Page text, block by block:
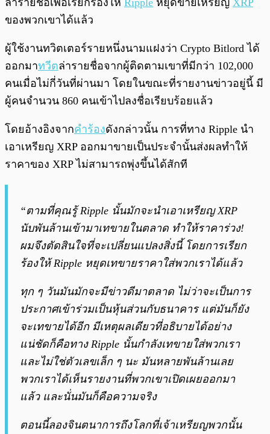
ล่ารายชื่อเพื่อเรียกร้องให้ Ripple หยุดขายเหรียญ XRP
ของพวกเขาได้แล้ว
ผู้ใช้งานทวิตเตอร์รายหนึ่งนามแฝงว่า Crypto Bitlord ได้
ออกมาทวีตล่ารายชื่อจากผู้ติดตามเขาที่มีกว่า 102,000
คนเมื่อไม่กี่วันที่ผ่านมา โดยในขณะที่รายงานข่าวอยู่นี้ มี
ผู้คนจำนวน 860 คนเข้าไปลงชื่อเรียบร้อยแล้ว
โดยอ้างอิงจากคำร้องดังกล่าวนั้น การที่ทาง Ripple นำ
เอาเหรียญ XRP ออกมาขายเป็นประจำนั้นส่งผลทำให้
ราคาของ XRP ไม่สามารถพุ่งขึ้นได้สักที
“ตามที่คุณรู้ Ripple นั้นมักจะนำเอาเหรียญ XRP
นับพันล้านเข้ามาเทขายในตลาด ทำให้ราคาร่วง!
ผมจึงตัดสินใจที่จะเปลี่ยนแปลงสิ่งนี้ โดยการเรียก
ร้องให้ Ripple หยุดเทขายราคาใส่พวกเราได้แล้ว
ทุก ๆ วันมันมักจะมีข่าวดีมาตลาด ไม่ว่าจะเป็นการ
ประกาศเข้าร่วมเป็นหุ้นส่วนกับธนาคาร แต่มันก็ยัง
จะเทขายได้อีก มีเหตุผลเดียวที่อธิบายได้อย่าง
แน่ชัดก็คือทาง Ripple นั้นกำลังเทขายใส่พวกเรา
และไม่ใช่ตัวเลขเล็ก ๆ นะ มันหลายพันล้านเลย
พวกเราได้เห็นรายงานที่พวกเขาเปิดเผยออกมา
แล้ว และนั่นมันก็คือความจริง
ตอนนี้ลองจินตนาการถึงโลกที่เจ้าเหรียญพวกนั้น